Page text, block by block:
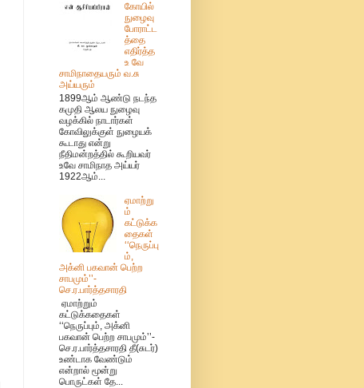
கோயில்
நுழைவு
போராட்ட
த்தை
எதிர்த்த
உ வே
சாமிநாதையரும் வ.சு
அய்யரும்
1899ஆம் ஆண்டு நடந்த
கமுதி ஆலய நுழைவு
வழக்கில் நாடார்கள்
கோவிலுக்குள் நுழையக்
கூடாது என்று
நீதிமன்றத்தில் கூறியவர்
உவே சாமிநாத அய்யர்
1922ஆம்...
ஏமாற்று
ம்
கட்டுக்க
தைகள்
‘‘நெருப்பு
ம்,
அக்னி பகவான் பெற்ற
சாபமும்’’-
செ.ர.பார்த்தசாரதி
ஏமாற்றும்
கட்டுக்கதைகள்
‘‘நெருப்பும், அக்னி
பகவான் பெற்ற சாபமும்’’-
செ.ர.பார்த்தசாரதி தீ(சுடர்)
உண்டாக வேண்டும்
என்றால் மூன்று
பொருட்கள் தே...